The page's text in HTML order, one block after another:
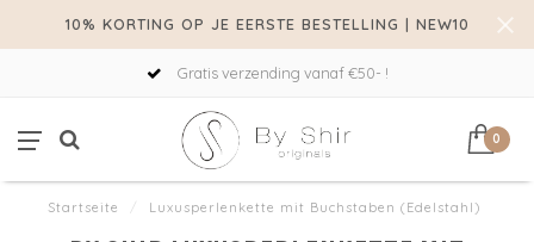
10% KORTING OP JE EERSTE BESTELLING | NEW10
Gratis verzending vanaf €50- !
0
Startseite / Luxusperlenkette mit Buchstaben (Edelstahl)